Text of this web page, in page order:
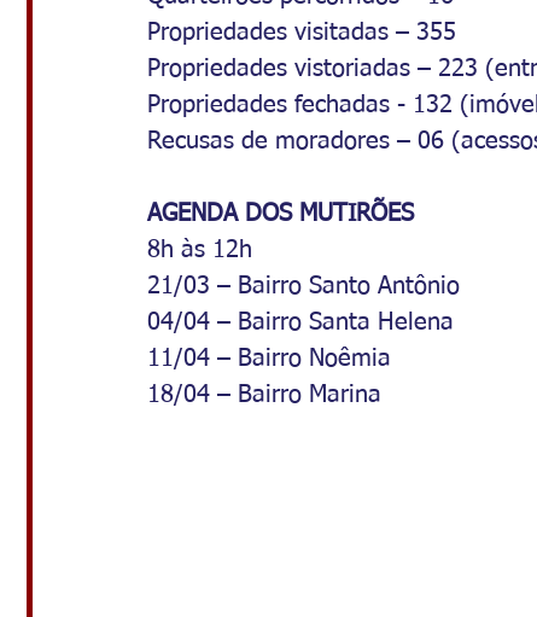
Propriedades visitadas – 355
Propriedades vistoriadas – 223
Propriedades fechadas - 132
Recusas de moradores – 06
AGENDA DOS MUTIRÕES
8h às 12h
21/03 – Bairro Santo Antônio
04/04 – Bairro Santa Helena
11/04 – Bairro Noêmia
18/04 – Bairro Marina